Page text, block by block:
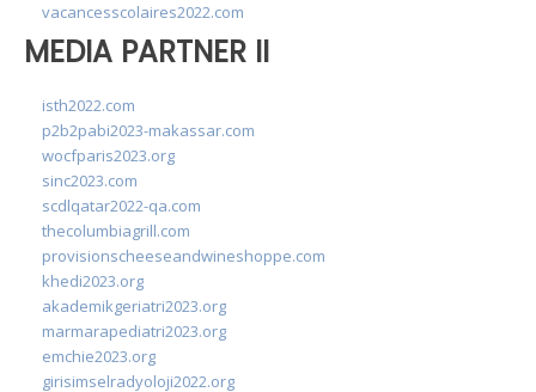
vacancesscolaires2022.com
MEDIA PARTNER II
isth2022.com
p2b2pabi2023-makassar.com
wocfparis2023.org
sinc2023.com
scdlqatar2022-qa.com
thecolumbiagrill.com
provisionscheeseandwineshoppe.com
khedi2023.org
akademikgeriatri2023.org
marmarapediatri2023.org
emchie2023.org
girisimselradyoloji2022.org